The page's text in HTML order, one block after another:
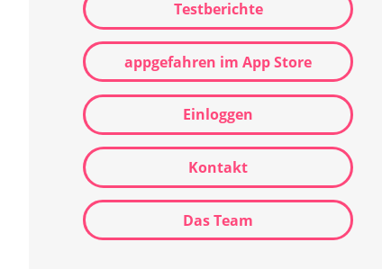
Testberichte
appgefahren im App Store
Einloggen
Kontakt
Das Team